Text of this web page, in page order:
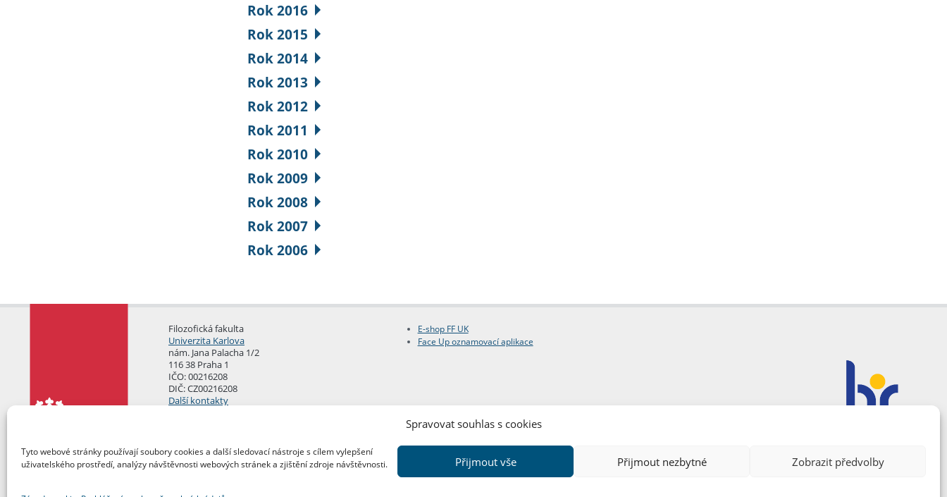
Spravovat souhlas s cookies
Tyto webové stránky používají soubory cookies a další sledovací nástroje s cílem vylepšení
uživatelského prostředí, analýzy návštěvnosti webových stránek a zjištění zdroje návštěvnosti.
Přijmout vše Přijmout nezbytné Zobrazit předvolby
Rok 2016
Rok 2015
Rok 2014
Rok 2013
Rok 2012
Rok 2011
Rok 2010
Rok 2009
Rok 2008
Rok 2007
Rok 2006
Filozofická fakulta
Univerzita Karlova
nám. Jana Palacha 1/2
116 38 Praha 1
IČO: 00216208
DIČ: CZ00216208
Další kontakty
E-shop FF UK
Face Up oznamovací aplikace